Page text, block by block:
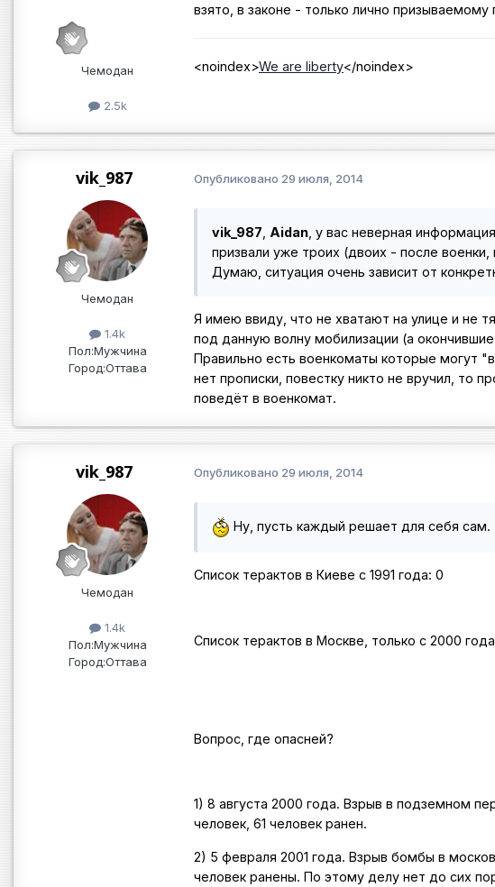
Чемодан
2.5k
взято, в законе - только лично призываемому
<noindex>We are liberty</noindex>
vik_987
Чемодан
1.4k
Пол:Мужчина
Город:Оттава
Опубликовано 29 июля, 2014
vik_987 Aidan , у вас неверная
призвали уже троих (двоих - после
Думаю, ситуация очень зависит от
Я имею ввиду, что не хватают на улице и не
под данную волну мобилизации (а
Правильно есть военкоматы которые могут
нет прописки, повестку никто не вручил, то
поведёт в военкомат.
vik_987
Чемодан
1.4k
Пол:Мужчина
Город:Оттава
Опубликовано 29 июля, 2014
Ну, пусть каждый решает для себя сам.
Список терактов в Киеве с 1991 года: 0
Список терактов в Москве, только с 2000
Вопрос, где опасней?
1) 8 августа 2000 года. Взрыв в подземном
человек, 61 человек ранен.
2) 5 февраля 2001 года. Взрыв бомбы в
человек ранены. По этому делу нет до сих